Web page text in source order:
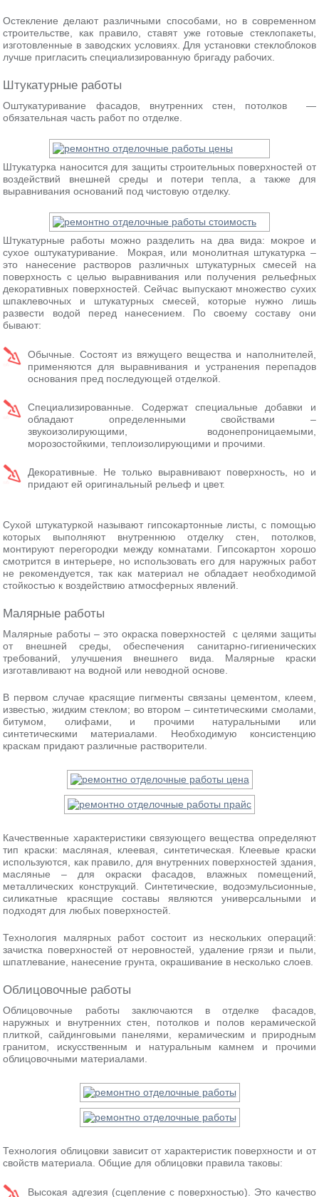
Остекление делают различными способами, но в современном
строительстве, как правило, ставят уже готовые стеклопакеты,
изготовленные в заводских условиях. Для установки стеклоблоков
лучше пригласить специализированную бригаду рабочих.
Штукатурные работы
Оштукатуривание фасадов, внутренних стен, потолков —
обязательная часть работ по отделке.
Штукатурка наносится для защиты строительных поверхностей от
воздействий внешней среды и потери тепла, а также для
выравнивания оснований под чистовую отделку.
Штукатурные работы можно разделить на два вида: мокрое и
сухое оштукатуривание. Мокрая, или монолитная штукатурка –
это нанесение растворов различных штукатурных смесей на
поверхность с целью выравнивания или получения рельефных
декоративных поверхностей. Сейчас выпускают множество сухих
шпаклевочных и штукатурных смесей, которые нужно лишь
развести водой перед нанесением. По своему составу они
бывают:
Обычные. Состоят из вяжущего вещества и наполнителей,
применяются для выравнивания и устранения перепадов
основания пред последующей отделкой.
Специализированные. Содержат специальные добавки и
обладают определенными свойствами –
звукоизолирующими, водонепроницаемыми,
морозостойкими, теплоизолирующими и прочими.
Декоративные. Не только выравнивают поверхность, но и
придают ей оригинальный рельеф и цвет.
Сухой штукатуркой называют гипсокартонные листы, с помощью
которых выполняют внутреннюю отделку стен, потолков,
монтируют перегородки между комнатами. Гипсокартон хорошо
смотрится в интерьере, но использовать его для наружных работ
не рекомендуется, так как материал не обладает необходимой
стойкостью к воздействию атмосферных явлений.
Малярные работы
Малярные работы – это окраска поверхностей с целями защиты
от внешней среды, обеспечения санитарно-гигиенических
требований, улучшения внешнего вида. Малярные краски
изготавливают на водной или неводной основе.
В первом случае красящие пигменты связаны цементом, клеем,
известью, жидким стеклом; во втором – синтетическими смолами,
битумом, олифами, и прочими натуральными или
синтетическими материалами. Необходимую консистенцию
краскам придают различные растворители.
Качественные характеристики связующего вещества определяют
тип краски: масляная, клеевая, синтетическая. Клеевые краски
используются, как правило, для внутренних поверхностей здания,
масляные – для окраски фасадов, влажных помещений,
металлических конструкций. Синтетические, водоэмульсионные,
силикатные красящие составы являются универсальными и
подходят для любых поверхностей.
Технология малярных работ состоит из нескольких операций:
зачистка поверхностей от неровностей, удаление грязи и пыли,
шпатлевание, нанесение грунта, окрашивание в несколько слоев.
Облицовочные работы
Облицовочные работы заключаются в отделке фасадов,
наружных и внутренних стен, потолков и полов керамической
плиткой, сайдинговыми панелями, керамическим и природным
гранитом, искусственным и натуральным камнем и прочими
облицовочными материалами.
Технология облицовки зависит от характеристик поверхности и от
свойств материала. Общие для облицовки правила таковы:
Высокая адгезия (сцепление с поверхностью). Это качество